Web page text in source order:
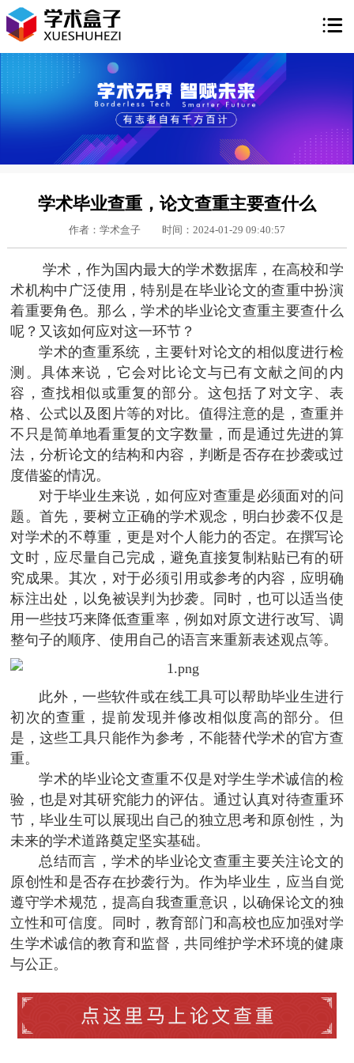

学术毕业查重，论文查重主要查什么
作者：学术盒子 时间：2024-01-29 09:40:57
学术，作为国内最大的学术数据库，在高校和学
术机构中广泛使用，特别是在毕业论文的查重中扮演
着重要角色。那么，学术的毕业论文查重主要查什么
呢？又该如何应对这一环节？
学术的查重系统，主要针对论文的相似度进行检
测。具体来说，它会对比论文与已有文献之间的内
容，查找相似或重复的部分。这包括了对文字、表
格、公式以及图片等的对比。值得注意的是，查重并
不只是简单地看重复的文字数量，而是通过先进的算
法，分析论文的结构和内容，判断是否存在抄袭或过
度借鉴的情况。
对于毕业生来说，如何应对查重是必须面对的问
题。首先，要树立正确的学术观念，明白抄袭不仅是
对学术的不尊重，更是对个人能力的否定。在撰写论
文时，应尽量自己完成，避免直接复制粘贴已有的研
究成果。其次，对于必须引用或参考的内容，应明确
标注出处，以免被误判为抄袭。同时，也可以适当使
用一些技巧来降低查重率，例如对原文进行改写、调
整句子的顺序、使用自己的语言来重新表述观点等。
此外，一些软件或在线工具可以帮助毕业生进行
初次的查重，提前发现并修改相似度高的部分。但
是，这些工具只能作为参考，不能替代学术的官方查
重。
学术的毕业论文查重不仅是对学生学术诚信的检
验，也是对其研究能力的评估。通过认真对待查重环
节，毕业生可以展现出自己的独立思考和原创性，为
未来的学术道路奠定坚实基础。
总结而言，学术的毕业论文查重主要关注论文的
原创性和是否存在抄袭行为。作为毕业生，应当自觉
遵守学术规范，提高自我查重意识，以确保论文的独
立性和可信度。同时，教育部门和高校也应加强对学
生学术诚信的教育和监督，共同维护学术环境的健康
与公正。